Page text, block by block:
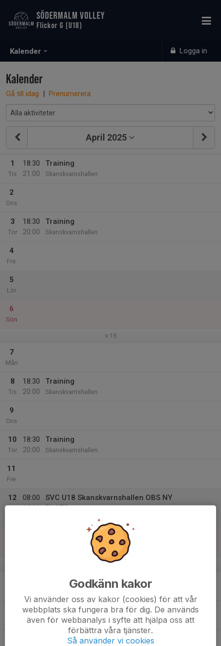
Kalender Logga in
SÖDERMALM VOLLEY
Flickor G (U18)
Kalender
Gå till idag | Prenumerera
April 2025
1
Tis
18:30
21:00
Training
Skanskvarnshallen
2
Ons
3
Tor
18:30
20:00
Training
Skanskvarnshallen
4
Fre
5
Lör
6
Sön
v.15
7
Mån
8
Tis
18:30
20:00
Training
Skanskvarnshallen
9
Ons
10
Tor
18:30
20:00
Training
Skanskvarnshallen
11
Fre
12
08:00
15:00
SVC U18 Skanskvarnshallen OBS NY
PLATS
Skanskvarnshallen
v.16
Godkänn kakor
Vi använder oss av kakor (cookies) för att vår
webbplats ska fungera bra för dig. De används
även för webbanalys i syfte att hjälpa oss att
förbättra våra tjänster.
Så använder vi cookies